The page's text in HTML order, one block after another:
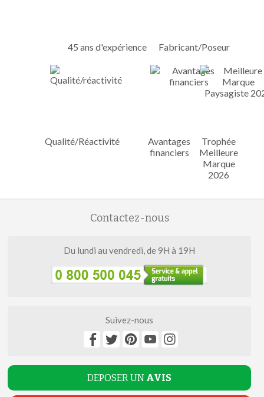
45 ans d'expérience Fabricant/Poseur
Qualité/Réactivité
Avantages
financiers
Trophée
Meilleure
Marque
2026
Contactez-nous
Du lundi au vendredi, de 9H à 19H
Suivez-nous
DEPOSER UN AVIS